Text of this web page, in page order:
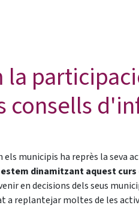
la
consells
municipis ha reprès la seva
estem dinamitzant aquest
en decisions dels seus
a replantejar moltes de les